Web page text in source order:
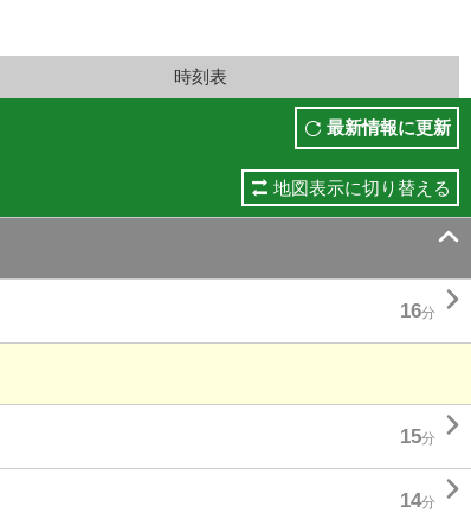
時刻表
最新情報に更新
地図表示に切り替える

16分 
15分 
14分 